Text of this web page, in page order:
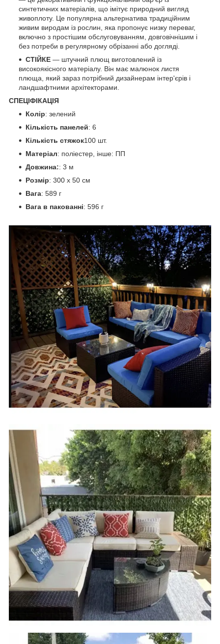
синтетичних матеріалів, що імітує природний вигляд
живоплоту. Це популярна альтернатива традиційним
живим виродам із рослин, яка пропонує низку переваг,
включно з простішим обслуговуванням, довговічнішим і
без потреби в регулярному обрізанні або догляді.
СТІЙКЕ — штучний плющ виготовлений із
високоякісного матеріалу. Він має малюнок листя
плюща, який зараз потрібний дизайнерам інтер'єрів і
ландшафтними архітекторами.
СПЕЦІФІКАЦІЯ
Колір: зелений
Кількість панелей: 6
Кількість стяжок100 шт.
Матеріал: поліестер, інше: ПП
Довжина:: 3 м
Розмір: 300 x 50 см
Вага: 589 г
Вага в пакованні: 596 г